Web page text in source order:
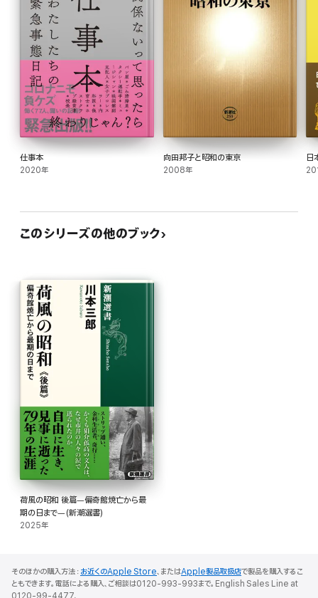
仕事本
2020年
向田邦子と昭和の東京
2008年
日
このシリーズの他のブック
荷風の昭和 後篇―偏奇館焼亡から最
期の日まで―(新潮選書)
2025年
そのほかの購入方法： お近くのApple Store、またはApple製品取扱店で製品を購入するこ
ともできます。電話による購入、ご相談は0120-993-993まで。English Sales Line at
0120-99-4477.